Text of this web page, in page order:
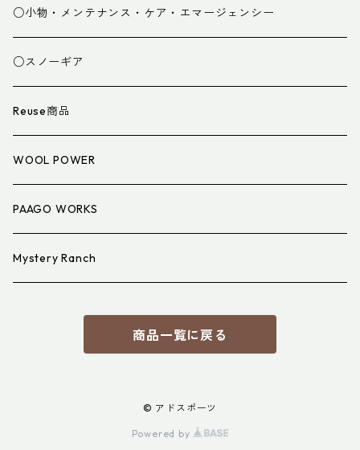
グローブ
スパッツ・ゲイター
衣類小物
アイウェア
寝袋
マット
寝具小物
○小物・メンテナンス・ケア・エマージェンシー
○スノーギア
Reuse商品
WOOL POWER
PAAGO WORKS
Mystery Ranch
商品一覧に戻る
© アドスポーツ
Powered by